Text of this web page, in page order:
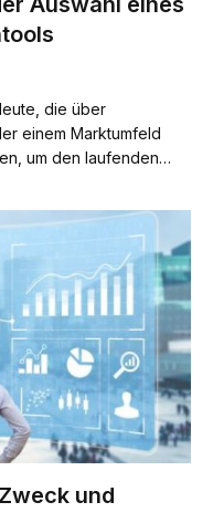
die über
einem Marktumfeld
um den laufenden…
und